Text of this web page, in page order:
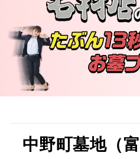
中野町墓地（